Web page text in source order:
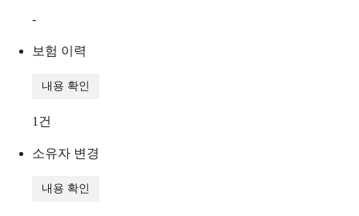
-
보험 이력
내용 확인
1 건
소유자 변경
내용 확인